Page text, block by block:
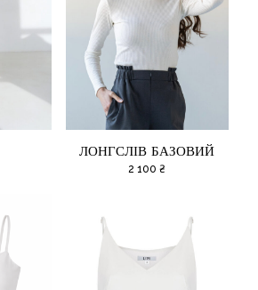
ЛОНГСЛІВ БАЗОВИЙ
2 100₴